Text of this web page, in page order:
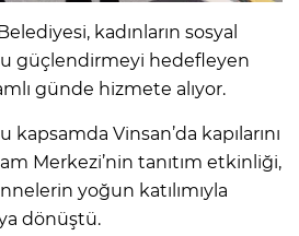
kadınların sosyal
güçlendirmeyi hedefleyen
günde hizmete alıyor.
kapsamda Vinsan’da kapılarını
Merkezi’nin tanıtım etkinliği,
yoğun katılımıyla
dönüştü.